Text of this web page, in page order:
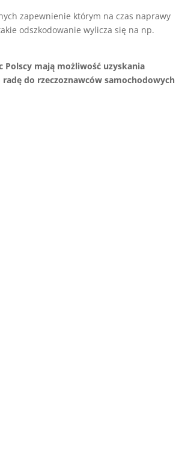
zapewnienie którym na czas naprawy
odszkodowanie wylicza się na np.
mają możliwość uzyskania
do rzeczoznawców samochodowych